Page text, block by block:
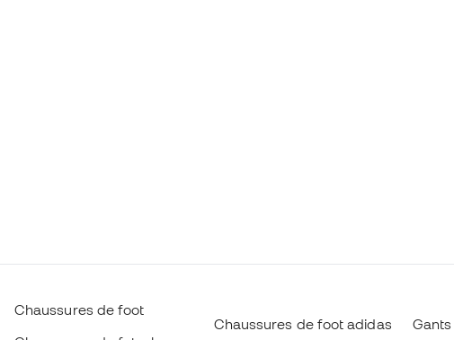
Chaussures de foot
Chaussures de foot adidas